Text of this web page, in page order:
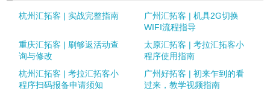
杭州汇拓客 | 实战完整指南
广州汇拓客 | 机具2G切换
WIFI流程指导
重庆汇拓客 | 刷够返活动查
询与修改
太原汇拓客 | 考拉汇拓客小
程序使用指南
杭州汇拓客 | 考拉汇拓客小
程序扫码报备申请须知
广州好拓客 | 初来乍到的看
过来，教学视频指南